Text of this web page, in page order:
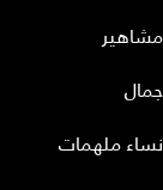
مشاهير
جمال
نساء ملهمات